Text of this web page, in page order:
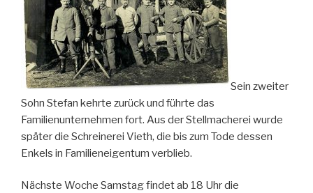
Sein zweiter
Sohn Stefan kehrte zurück und führte das
Familienunternehmen fort. Aus der Stellmacherei wurde
später die Schreinerei Vieth, die bis zum Tode dessen
Enkels in Familieneigentum verblieb.
Nächste Woche Samstag findet ab 18 Uhr die